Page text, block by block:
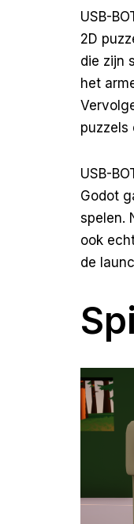
USB-
2D
die zijn
het
puzzels
USB-
Godot
spelen.
ook
de